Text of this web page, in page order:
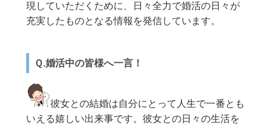
現していただくために、日々全力で婚活の日々が
充実したものとなる情報を発信しています。
Ｑ.婚活中の皆様へ一言！
彼女との結婚は自分にとって人生で一番とも
いえる嬉しい出来事です。彼女との日々の生活を